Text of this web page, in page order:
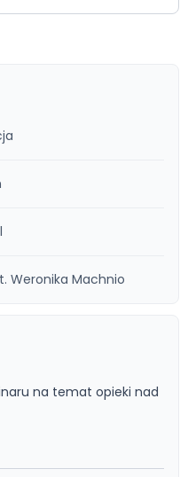
Weronika Machnio
na temat opieki nad